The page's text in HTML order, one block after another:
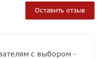
Оставить отзыв
с выбором -